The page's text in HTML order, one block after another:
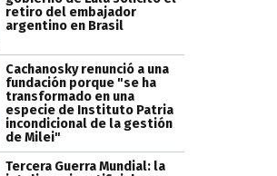
retiro del embajador
argentino en Brasil
Cachanosky renunció a una
fundación porque "se ha
transformado en una
especie de Instituto Patria
incondicional de la gestión
de Milei"
Tercera Guerra Mundial: la